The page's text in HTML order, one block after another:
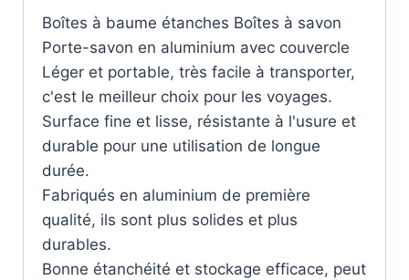
Boîtes à baume étanches Boîtes à savon
Porte-savon en aluminium avec couvercle
Léger et portable, très facile à transporter,
c'est le meilleur choix pour les voyages.
Surface fine et lisse, résistante à l'usure et
durable pour une utilisation de longue
durée.
Fabriqués en aluminium de première
qualité, ils sont plus solides et plus
durables.
Bonne étanchéité et stockage efficace, peut